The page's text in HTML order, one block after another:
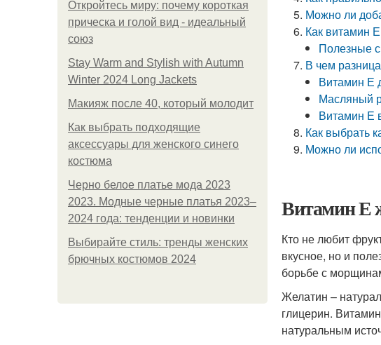
Откройтесь миру: почему короткая
прическа и голой вид - идеальный
союз
Stay Warm and Stylish with Autumn
Winter 2024 Long Jackets
Макияж после 40, который молодит
Как выбрать подходящие
аксессуары для женского синего
костюма
Черно белое платье мода 2023
2023. Модные черные платья 2023–
2024 года: тенденции и новинки
Выбирайте стиль: тренды женских
брючных костюмов 2024
Можно ли
Как витамин
Полезные
В чем
Витамин Е
Масляный
Витамин Е
Как выбрать
Можно ли
Витамин Е
Кто не любит
вкусное, но и
борьбе с
Желатин –
глицерин.
натуральным